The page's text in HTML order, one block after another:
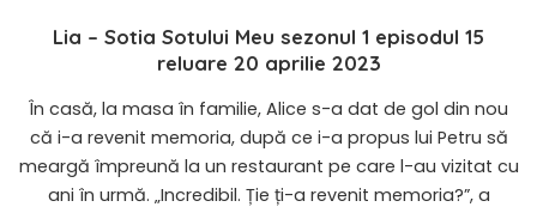
Lia – Sotia Sotului Meu sezonul 1 episodul 15
reluare 20 aprilie 2023
În casă, la masa în familie, Alice s-a dat de gol din nou
că i-a revenit memoria, după ce i-a propus lui Petru să
meargă împreună la un restaurant pe care l-au vizitat cu
ani în urmă. „Incredibil. Ție ți-a revenit memoria?”, a